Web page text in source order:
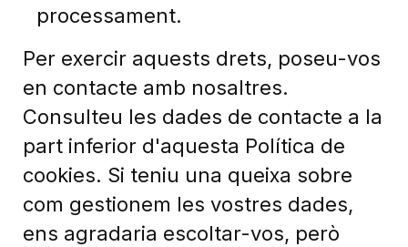
processament.
Per exercir aquests drets, poseu-vos
en contacte amb nosaltres.
Consulteu les dades de contacte a la
part inferior d'aquesta Política de
cookies. Si teniu una queixa sobre
com gestionem les vostres dades,
ens agradaria escoltar-vos, però